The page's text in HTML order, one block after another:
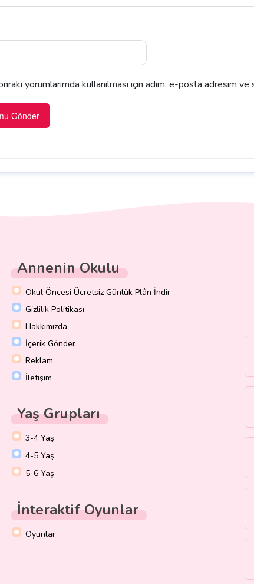
yorumlarımda kullanılması için adım, e-posta adresim
Annenin Okulu
Okul Öncesi Ücretsiz Günlük Plân İndir
Gizlilik Politikası
Hakkımızda
İçerik Gönder
Reklam
İletişim
Yaş Grupları
3-4 Yaş
4-5 Yaş
5-6 Yaş
İnteraktif Oyunlar
Oyunlar